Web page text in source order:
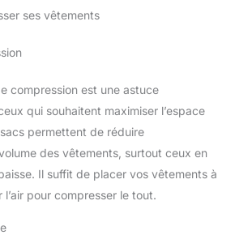
ses vêtements
compression est une astuce
qui souhaitent maximiser l’espace
permettent de réduire
des vêtements, surtout ceux en
Il suffit de placer vos vêtements à
l’air pour compresser le tout.